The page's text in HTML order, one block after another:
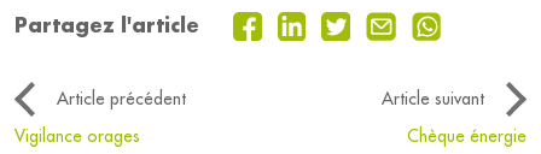
Partagez l'article
Article précédent
Article suivant
Vigilance orages
Chèque énergie